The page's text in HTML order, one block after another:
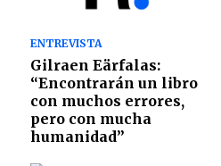
ENTREVISTA
Gilraen Eärfalas:
“Encontrarán un libro
con muchos errores,
pero con mucha
humanidad”